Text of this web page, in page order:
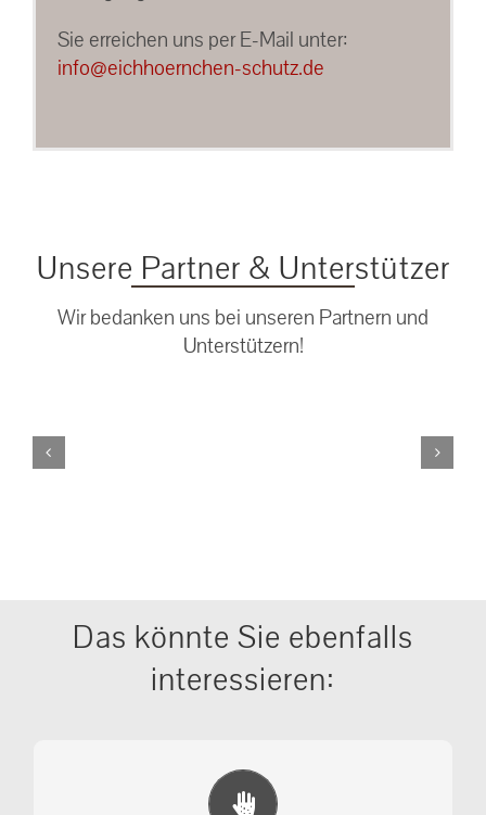
Sie erreichen uns per E-Mail unter:
info@eichhoernchen-schutz.de
Unsere Partner & Unterstützer
Wir bedanken uns bei unseren Partnern und
Unterstützern!
Das könnte Sie ebenfalls
interessieren:
Erste Hilfe Maßnahmen